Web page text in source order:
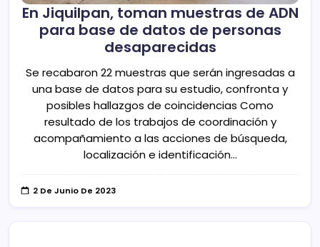
En Jiquilpan, toman muestras de ADN
para base de datos de personas
desaparecidas
Se recabaron 22 muestras que serán ingresadas a
una base de datos para su estudio, confronta y
posibles hallazgos de coincidencias Como
resultado de los trabajos de coordinación y
acompañamiento a las acciones de búsqueda,
localización e identificación…
2 De Junio De 2023